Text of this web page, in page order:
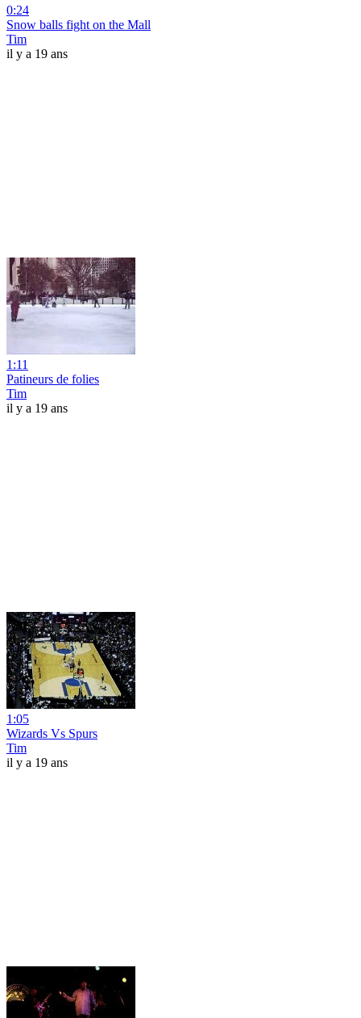
0:24
Snow balls fight on the Mall
Tim
il y a 19 ans
1:11
Patineurs de folies
Tim
il y a 19 ans
1:05
Wizards Vs Spurs
Tim
il y a 19 ans